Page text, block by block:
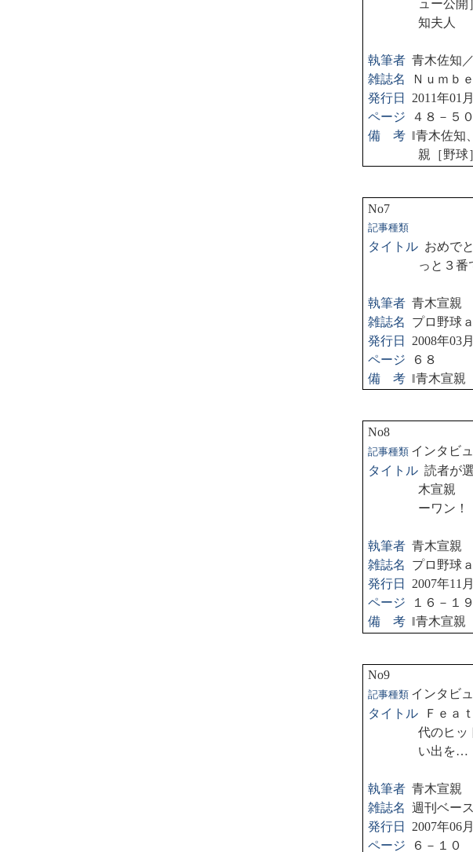
ュー公
知夫人
執筆者 青木佐知
雑誌名
Ｎｕｍｂ
発行日
2011年01 月
ページ
４８－５０
備 考 ‖青木佐知
親［野球
No7
記事種類
タイトル おめで
っと３番
執筆者 青木宣親
雑誌名
プロ野球ａ
発行日
2008年03月
ページ
６８
備 考 ‖青木宣親
No8
記事種類 インタビ
タイトル 読者が
木宣親
ーワン！
執筆者 青木宣親
雑誌名
プロ野球ａ
発行日
2007年11 月
ページ
１６－１９
備 考 ‖青木宣親
No9
記事種類 インタビ
タイトル
Ｆｅａ
代のヒ
い出を…
執筆者 青木宣親
雑誌名 週刊ベー
発行日
2007年06月
ページ
６－１０